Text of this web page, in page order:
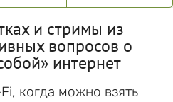
и стримы из
вопросов о
интернет
когда можно взять